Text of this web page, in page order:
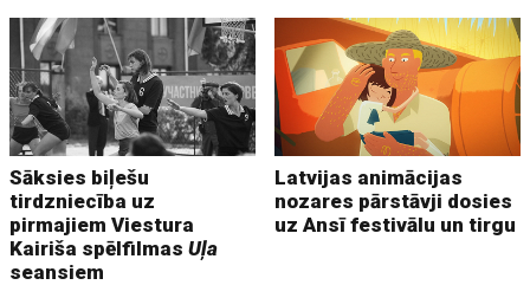
Sāksies biļešu
tirdzniecība uz
pirmajiem Viestura
Kairiša spēlfilmasUļa
seansiem
Latvijas animācijas
nozares pārstāvji dosies
uz Ansī festivālu un tirgu